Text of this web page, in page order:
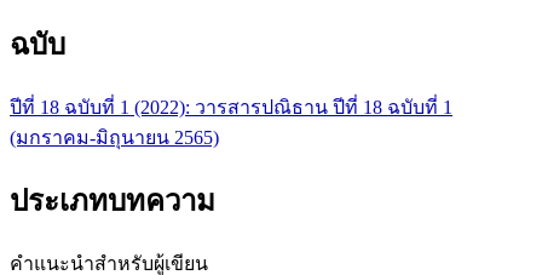
ฉบับ
ปีที่ 18 ฉบับที่ 1 (2022): วารสารปณิธาน ปีที่ 18 ฉบับที่ 1
(มกราคม-มิถุนายน 2565)
ประเภทบทความ
คำแนะนำสำหรับผู้เขียน